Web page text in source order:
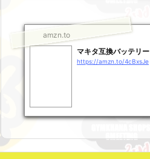
amzn.to
マキタ互換バッテリー
https://amzn.to/4cBxsJe